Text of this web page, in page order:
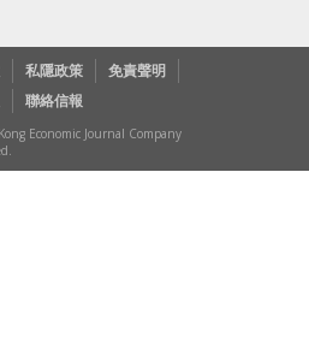
私隱政策
免責聲明
聯絡信報
Economic Journal Company